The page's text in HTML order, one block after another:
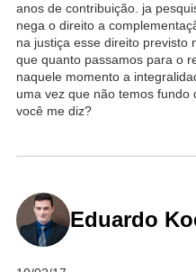
anos de contribuição. ja
nega o direito a
na justiça esse direito previsto
que quanto passamos para o
naquele momento a
uma vez que não temos fundo
você me diz?
Eduardo